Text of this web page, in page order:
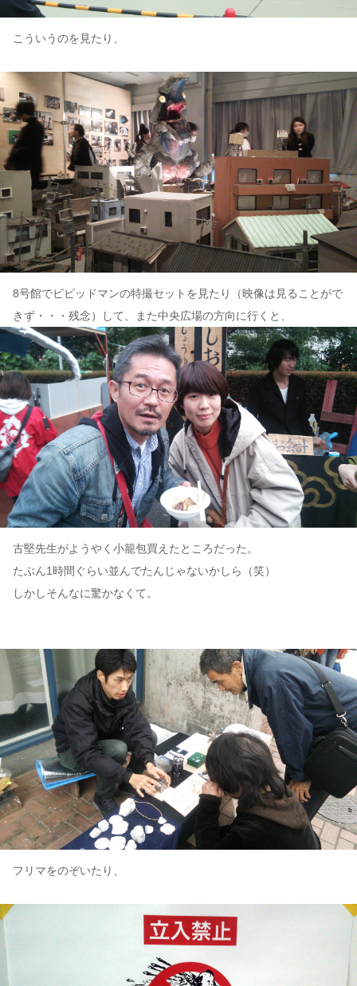
こういうのを見たり、
8号館でビビッドマンの特撮セットを見たり（映像は見ることがで
きず・・・残念）して、また中央広場の方向に行くと、
古堅先生がようやく小籠包買えたところだった。
たぶん1時間ぐらい並んでたんじゃないかしら（笑）
しかしそんなに驚かなくて。
フリマをのぞいたり、